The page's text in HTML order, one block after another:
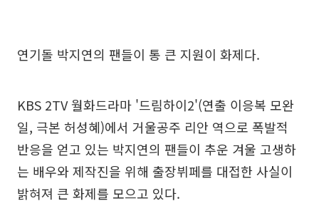
연기돌 박지연의 팬들이 통 큰 지원이 화제다.
KBS 2TV 월화드라마 '드림하이2'(연출 이응복 모완
일, 극본 허성혜)에서 거울공주 리안 역으로 폭발적
반응을 얻고 있는 박지연의 팬들이 추운 겨울 고생하
는 배우와 제작진을 위해 출장뷔페를 대접한 사실이
밝혀져 큰 화제를 모으고 있다.